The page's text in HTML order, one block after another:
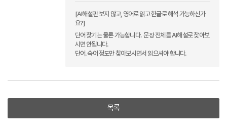
[AI해설판 보지 않고, 영어로 읽고 한글로 해석 가능하신가
요?]
단어 찾기는 물론 가능합니다. 문장 전체를 AI해설로 찾아보
시면 안됩니다.
단어. 숙어 정도만 찾아보시면서 읽으셔야 합니다.
목록